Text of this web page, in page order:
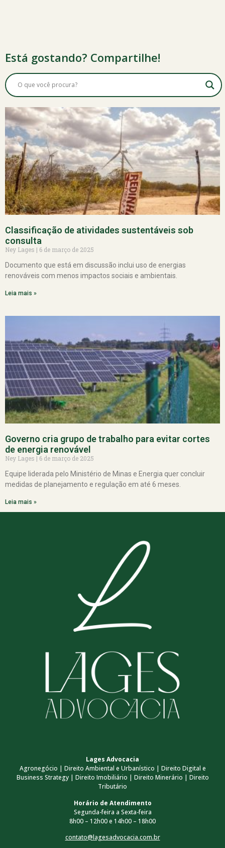
Está gostando? Compartilhe!
Classificação de atividades sustentáveis sob
consulta
Ney Lages
6 de março de 2025
Documento que está em discussão inclui uso de energias
renováveis com menos impactos sociais e ambientais.
Leia mais »
Governo cria grupo de trabalho para evitar cortes
de energia renovável
Ney Lages
6 de março de 2025
Equipe liderada pelo Ministério de Minas e Energia quer concluir
medidas de planejamento e regulação em até 6 meses.
Leia mais »
Lages Advocacia
Agronegócio | Direito Ambiental e Urbanístico | Direito Digital e
Business Strategy | Direito Imobiliário | Direito Minerário | Direito
Tributário
Horário de Atendimento
Segunda-feira a Sexta-feira
8h00 – 12h00 e 14h00 – 18h00
contato@lagesadvocacia.com.br